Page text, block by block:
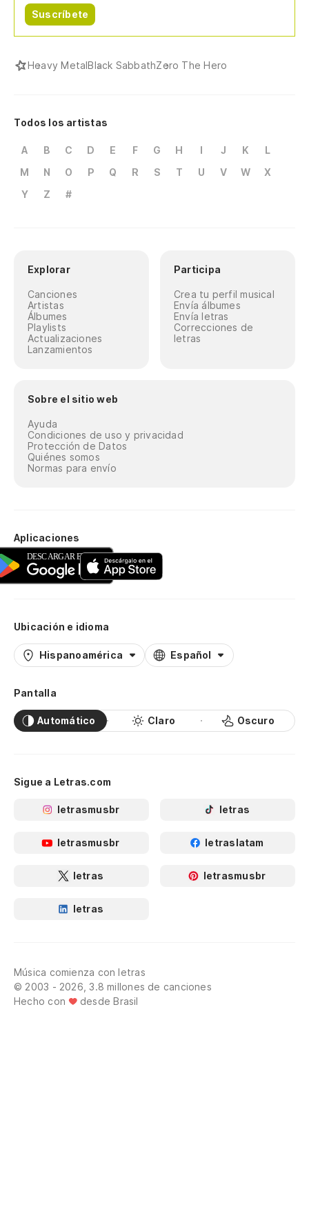
Suscríbete
Heavy MetalBlack SabbathZero The Hero
Todos los artistas
A B C D E F G H I J K
L
M
N O P Q R S T U V W
X
Y
Z #
Explorar
Canciones
Artistas
Álbumes
Playlists
Actualizaciones
Lanzamientos
Participa
Crea tu perfil musical
Envía álbumes
Envía letras
Correcciones de
letras
Sobre el sitio web
Ayuda
Condiciones de uso y privacidad
Protección de Datos
Quiénes somos
Normas para envío
Aplicaciones
Ubicación e idioma
Hispanoamérica Español
Pantalla
Automático Claro Oscuro
Sigue a Letras.com
letrasmusbr letras
letrasmusbr letraslatam
letras letrasmusbr
letras
Música comienza con letras
© 2003 - 2026, 3.8 millones de canciones
Hecho con
desde Brasil